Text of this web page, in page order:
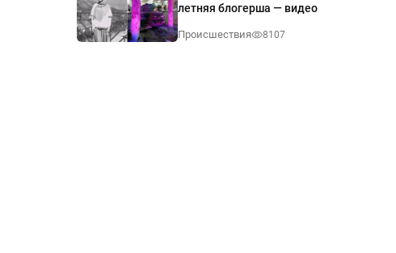
летняя блогерша — видео
Происшествия 8107